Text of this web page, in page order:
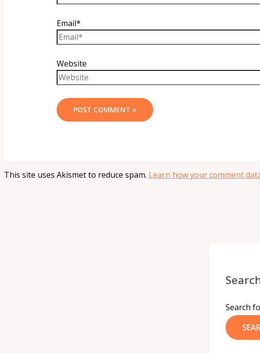
Email*
Website
This site uses Akismet to reduce spam. Learn how your comment
Search